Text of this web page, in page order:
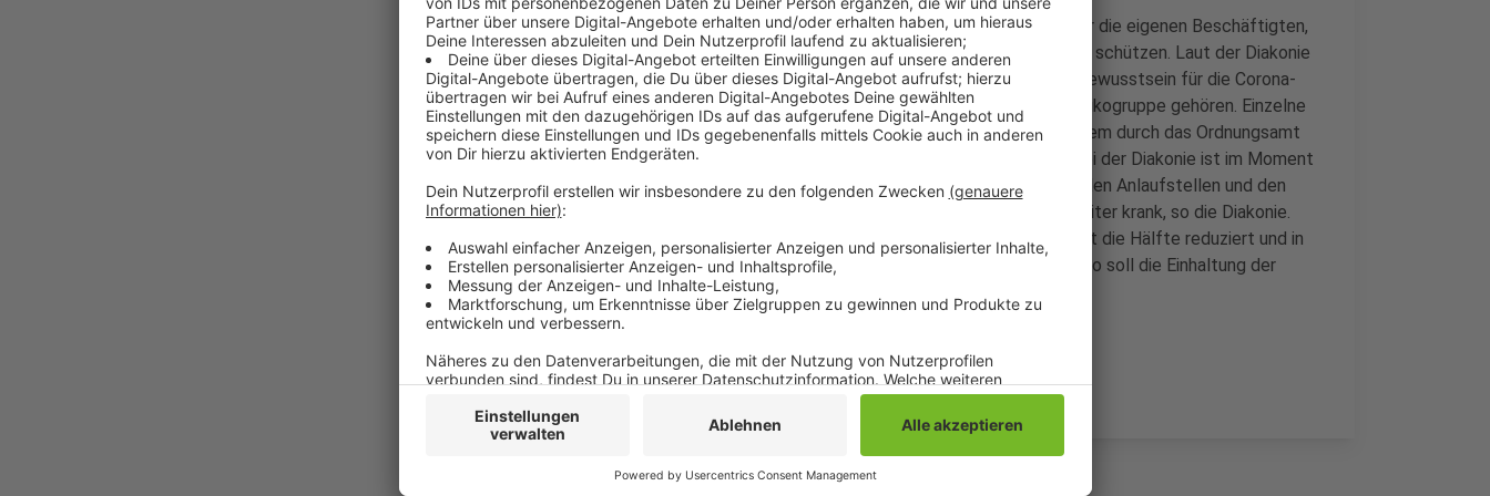
Das gelte sowohl für die Wohnungslosen in der Stadt, als auch für die eigenen Beschäftigten,
so die Diakonie. Neue Regeln sollen alle Beteiligten vor dem Virus schützen. Laut der Diakonie
gibt es unter den Obdachlosen in Mönchengladbach ein großes Bewusstsein für die Corona-
Situation. Die Betroffenen seien sich klar darüber, dass sie zur Risikogruppe gehören. Einzelne
größere Gruppen von Wohnungslosen werden in der Stadt außerdem durch das Ordnungsamt
aufgrund des Kontaktverbots aufgelöst. Die Personalsituation bei der Diakonie ist im Moment
angespannt. Denn man vesuche die verschiedenen Teams, die in den Anlaufstellen und den
Unterkünften arbeiten zu trennen. Außerdem seien einige Mitarbeiter krank, so die Diakonie.
Zusätzlich wurde die Bettenzahl bei den Notunterkünften um fast die Hälfte reduziert und in
das Cafe Pflaster dürfen nur noch maximal 5 Gäste gleichzeitig. So soll die Einhaltung der
Abstandsregel gewährleistet werden.